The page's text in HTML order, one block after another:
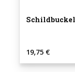
Regulärer Preis:
19,75 €